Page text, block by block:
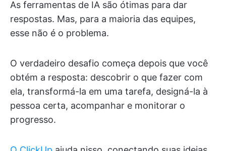
As ferramentas de IA são ótimas para dar
respostas. Mas, para a maioria das equipes,
esse não é o problema.
O verdadeiro desafio começa depois que você
obtém a resposta: descobrir o que fazer com
ela, transformá-la em uma tarefa, designá-la à
pessoa certa, acompanhar e monitorar o
progresso.